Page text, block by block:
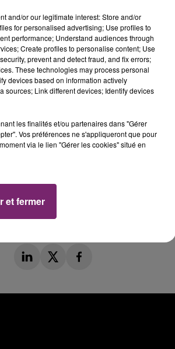
la chaîne de
and/or our legitimate interest: Store and/or
for personalised advertising; Use profiles to
performance; Understand audiences through
Create profiles to personalise content; Use
prevent and detect fraud, and fix errors;
These technologies may process personal
devices based on information actively
sources; Link different devices; Identify devices
les finalités et/ou partenaires dans "Gérer
Vos préférences ne s'appliqueront que pour
via le lien "Gérer les cookies" situé en
et fermer